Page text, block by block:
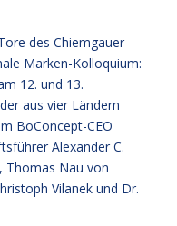
des Chiemgauer
Marken-Kolloquium:
12. und 13.
aus vier Ländern
BoConcept-CEO
Alexander C.
Thomas Nau von
Vilanek und Dr.